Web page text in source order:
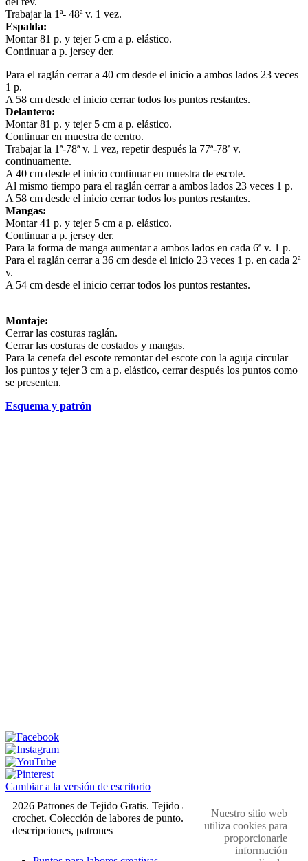
Trabajar la 1ª- 48ª v. 1 vez.
Espalda:
Montar 81 p. y tejer 5 cm a p. elástico.
Continuar a p. jersey der.
Para el raglán cerrar a 40 cm desde el inicio a ambos lados 23 veces
1 p.
A 58 cm desde el inicio cerrar todos los puntos restantes.
Delantero:
Montar 81 p. y tejer 5 cm a p. elástico.
Continuar en muestra de centro.
Trabajar la 1ª-78ª v. 1 vez, repetir después la 77ª-78ª v.
continuamente.
A 40 cm desde el inicio continuar en muestra de escote.
Al mismo tiempo para el raglán cerrar a ambos lados 23 veces 1 p.
A 58 cm desde el inicio cerrar todos los puntos restantes.
Mangas:
Montar 41 p. y tejer 5 cm a p. elástico.
Continuar a p. jersey der.
Para la forma de manga aumentar a ambos lados en cada 6ª v. 1 p.
Para el raglán cerrar a 36 cm desde el inicio 23 veces 1 p. en cada 2ª
v.
A 54 cm desde el inicio cerrar todos los puntos restantes.
Montaje:
Cerrar las costuras raglán.
Cerrar las costuras de costados y mangas.
Para la cenefa del escote remontar del escote con la aguja circular
los puntos y tejer 3 cm a p. elástico, cerrar después los puntos como
se presenten.
Esquema y patrón
Cambiar a la versión de escritorio
2026 Patrones de Tejido Gratis. Tejido a dos agujas y
crochet. Colección de labores de punto. Muestras,
descripciones, patrones
Nuestro sitio web
utiliza cookies para
proporcionarle
información